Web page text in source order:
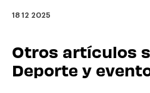
18 12 2025
Otros artículos
Deporte y